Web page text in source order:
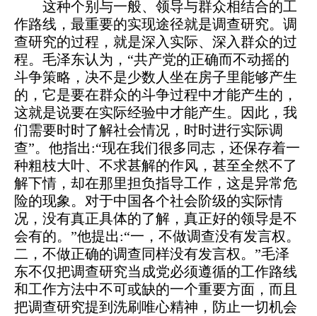
这种个别与一般、领导与群众相结合的工
作路线，最重要的实现途径就是调查研究。调
查研究的过程，就是深入实际、深入群众的过
程。毛泽东认为，“共产党的正确而不动摇的
斗争策略，决不是少数人坐在房子里能够产生
的，它是要在群众的斗争过程中才能产生的，
这就是说要在实际经验中才能产生。因此，我
们需要时时了解社会情况，时时进行实际调
查”。他指出:“现在我们很多同志，还保存着一
种粗枝大叶、不求甚解的作风，甚至全然不了
解下情，却在那里担负指导工作，这是异常危
险的现象。对于中国各个社会阶级的实际情
况，没有真正具体的了解，真正好的领导是不
会有的。”他提出:“一，不做调查没有发言权。
二，不做正确的调查同样没有发言权。”毛泽
东不仅把调查研究当成党必须遵循的工作路线
和工作方法中不可或缺的一个重要方面，而且
把调查研究提到洗刷唯心精神，防止一切机会